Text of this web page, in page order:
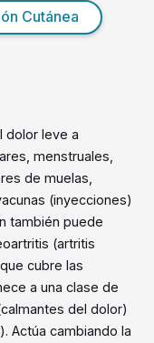
Cutánea
dolor leve a
menstruales,
de muelas,
(inyecciones)
también puede
(artritis
cubre las
a una clase de
del dolor)
Actúa cambiando la